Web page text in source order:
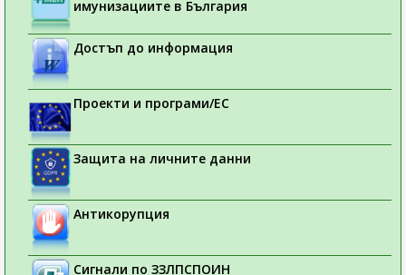
имунизациите в България
Достъп до информация
Проекти и програми/ЕС
Защита на личните данни
Антикорупция
Сигнали по ЗЗЛПСПОИН